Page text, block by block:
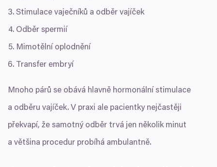
Stimulace vaječníků a odběr vajíček
Odběr spermií
Mimotělní oplodnění
Transfer embryí
Mnoho párů se obává hlavně hormonální stimulace
a odběru vajíček. V praxi ale pacientky nejčastěji
překvapí, že samotný odběr trvá jen několik minut
a většina procedur probíhá ambulantně.